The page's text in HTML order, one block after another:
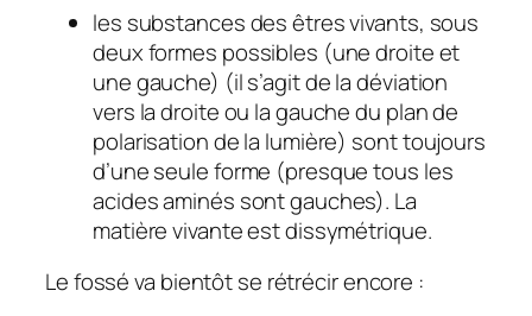
les substances des êtres vivants, sous
deux formes possibles (une droite et
une gauche) (il s’agit de la déviation
vers la droite ou la gauche du plan de
polarisation de la lumière) sont toujours
d’une seule forme (presque tous les
acides aminés sont gauches). La
matière vivante est dissymétrique.
Le fossé va bientôt se rétrécir encore :